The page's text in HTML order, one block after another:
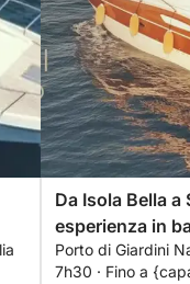
Da Isola Bella a
esperienza in
Porto di Giardini
7h30 · Fino a